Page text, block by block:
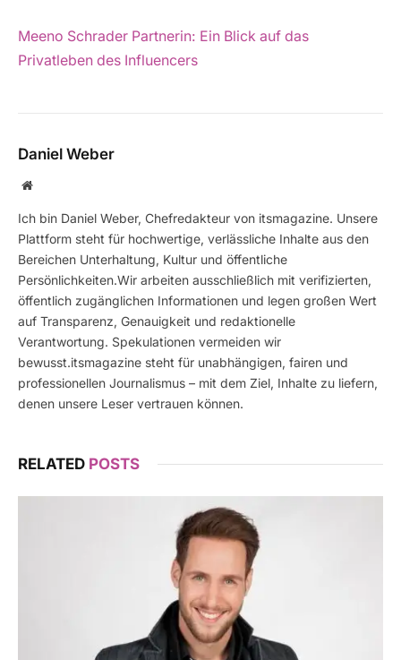
Meeno Schrader Partnerin: Ein Blick auf das
Privatleben des Influencers
Daniel Weber
Website
Ich bin Daniel Weber, Chefredakteur von itsmagazine. Unsere
Plattform steht für hochwertige, verlässliche Inhalte aus den
Bereichen Unterhaltung, Kultur und öffentliche
Persönlichkeiten.Wir arbeiten ausschließlich mit verifizierten,
öffentlich zugänglichen Informationen und legen großen Wert
auf Transparenz, Genauigkeit und redaktionelle
Verantwortung. Spekulationen vermeiden wir
bewusst.itsmagazine steht für unabhängigen, fairen und
professionellen Journalismus – mit dem Ziel, Inhalte zu liefern,
denen unsere Leser vertrauen können.
RELATED POSTS